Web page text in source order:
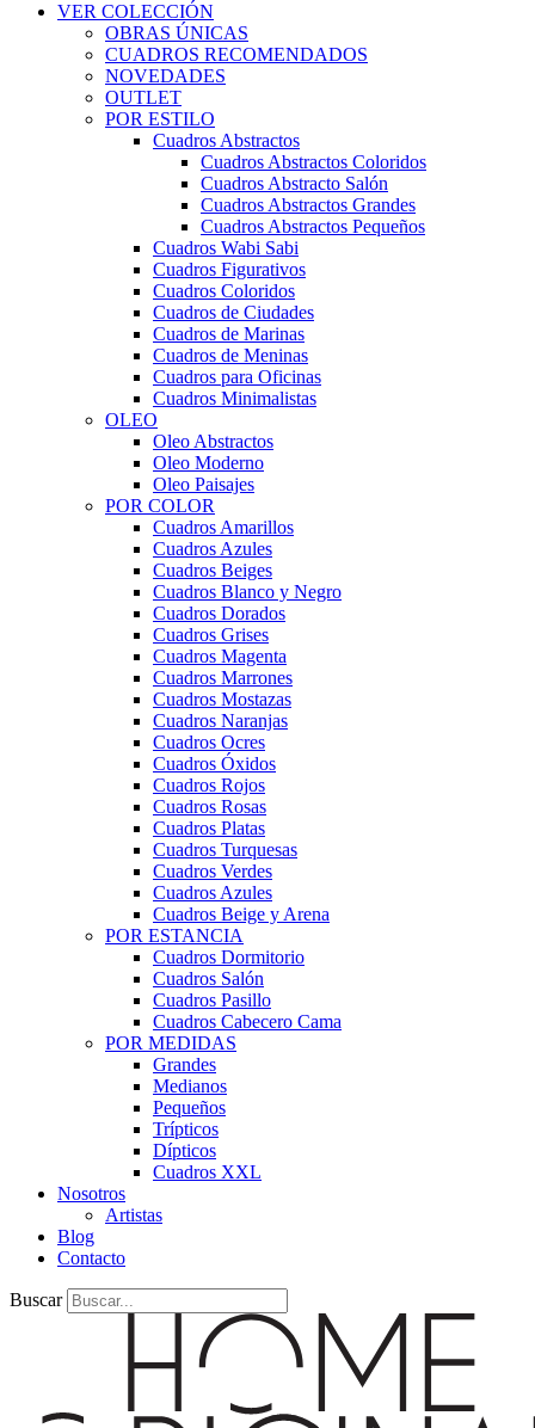
VER COLECCIÓN
OBRAS ÚNICAS
CUADROS RECOMENDADOS
NOVEDADES
OUTLET
POR ESTILO
Cuadros Abstractos
Cuadros Abstractos Coloridos
Cuadros Abstracto Salón
Cuadros Abstractos Grandes
Cuadros Abstractos Pequeños
Cuadros Wabi Sabi
Cuadros Figurativos
Cuadros Coloridos
Cuadros de Ciudades
Cuadros de Marinas
Cuadros de Meninas
Cuadros para Oficinas
Cuadros Minimalistas
OLEO
Oleo Abstractos
Oleo Moderno
Oleo Paisajes
POR COLOR
Cuadros Amarillos
Cuadros Azules
Cuadros Beiges
Cuadros Blanco y Negro
Cuadros Dorados
Cuadros Grises
Cuadros Magenta
Cuadros Marrones
Cuadros Mostazas
Cuadros Naranjas
Cuadros Ocres
Cuadros Óxidos
Cuadros Rojos
Cuadros Rosas
Cuadros Platas
Cuadros Turquesas
Cuadros Verdes
Cuadros Azules
Cuadros Beige y Arena
POR ESTANCIA
Cuadros Dormitorio
Cuadros Salón
Cuadros Pasillo
Cuadros Cabecero Cama
POR MEDIDAS
Grandes
Medianos
Pequeños
Trípticos
Dípticos
Cuadros XXL
Nosotros
Artistas
Blog
Contacto
Buscar